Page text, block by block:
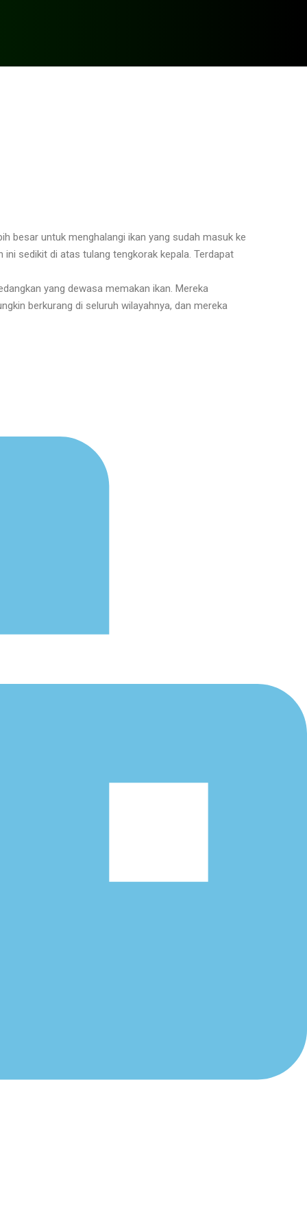
besar untuk menghalangi ikan yang sudah masuk ke
sedikit di atas tulang tengkorak kepala. Terdapat
yang dewasa memakan ikan. Mereka
berkurang di seluruh wilayahnya, dan mereka